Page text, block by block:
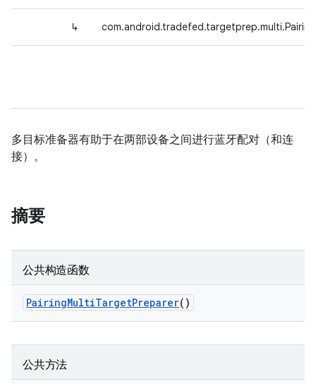
↳
多目标准备器有助于在两部设备之间进行蓝牙配对（和连
接）。
摘要
公共构造函数
PairingMultiTargetPreparer()
公共方法